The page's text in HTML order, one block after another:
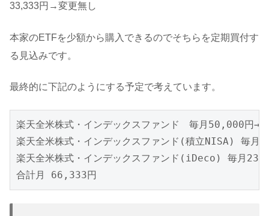
33,333円→変更無し
本家のETFを少額から購入できるのでそちらを定期買付す
る見込みです。
最終的に下記のようにする予定で考えています。
楽天全米株式・インデックスファンド　毎月50,000円
楽天全米株式・インデックスファンド(積立NISA) 毎月
楽天全米株式・インデックスファンド(iDeco) 毎月